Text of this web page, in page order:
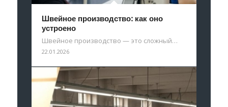
Швейное производство: как оно
устроено
Швейное производство — это сложный…
22.01.2026